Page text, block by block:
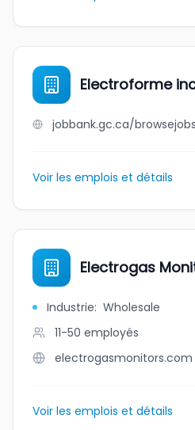
Electroforme
Voir les emplois et détails
Electrogas
Industrie: Wholesale
11-50 employés
electrogasmonitors.com
Voir les emplois et détails